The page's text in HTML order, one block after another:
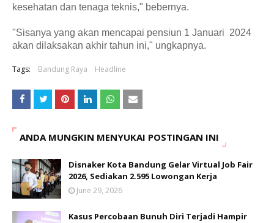
kesehatan dan tenaga teknis," bebernya.
"Sisanya yang akan mencapai pensiun 1 Januari 2024
akan dilaksakan akhir tahun ini," ungkapnya.
Tags: Bandung Raya Headline
ANDA MUNGKIN MENYUKAI POSTINGAN INI
Disnaker Kota Bandung Gelar Virtual Job Fair
2026, Sediakan 2.595 Lowongan Kerja
June 29, 2026
Kasus Percobaan Bunuh Diri Terjadi Hampir